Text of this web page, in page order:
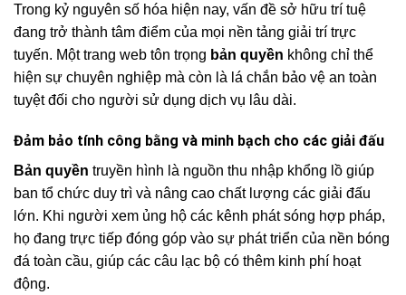
Trong kỷ nguyên số hóa hiện nay, vấn đề sở hữu trí tuệ
đang trở thành tâm điểm của mọi nền tảng giải trí trực
tuyến. Một trang web tôn trọng bản quyền không chỉ thể
hiện sự chuyên nghiệp mà còn là lá chắn bảo vệ an toàn
tuyệt đối cho người sử dụng dịch vụ lâu dài.
Đảm bảo tính công bằng và minh bạch cho các giải đấu
Bản quyền truyền hình là nguồn thu nhập khổng lồ giúp
ban tổ chức duy trì và nâng cao chất lượng các giải đấu
lớn. Khi người xem ủng hộ các kênh phát sóng hợp pháp,
họ đang trực tiếp đóng góp vào sự phát triển của nền bóng
đá toàn cầu, giúp các câu lạc bộ có thêm kinh phí hoạt
động.